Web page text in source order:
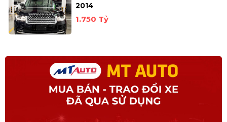
2014
1.750 Tỷ